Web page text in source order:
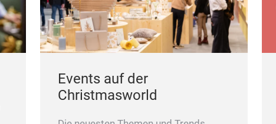
Events auf der
Christmasworld